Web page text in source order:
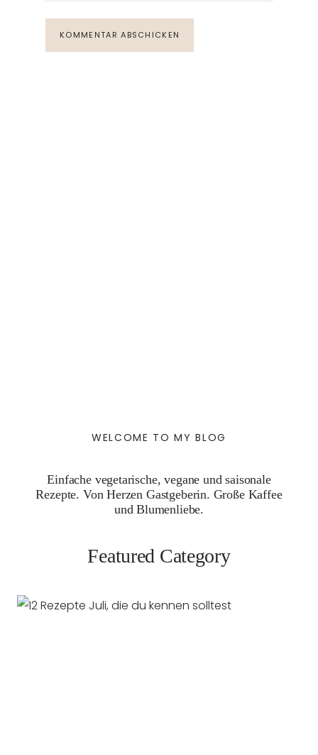
WELCOME TO MY BLOG
Einfache vegetarische, vegane und saisonale
Rezepte. Von Herzen Gastgeberin. Große Kaffee
und Blumenliebe.
Featured Category